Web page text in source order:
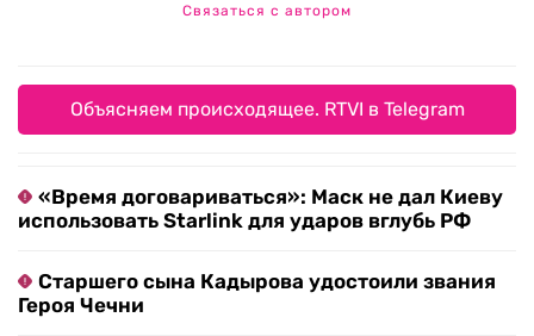
Связаться с автором
Объясняем происходящее. RTVI в Telegram
«Время договариваться»: Маск не дал Киеву
использовать Starlink для ударов вглубь РФ
Старшего сына Кадырова удостоили звания
Героя Чечни